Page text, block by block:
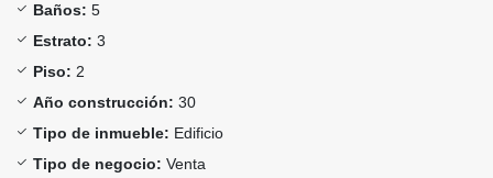
Baños: 5
Estrato: 3
Piso: 2
Año construcción: 30
Tipo de inmueble: Edificio
Tipo de negocio: Venta